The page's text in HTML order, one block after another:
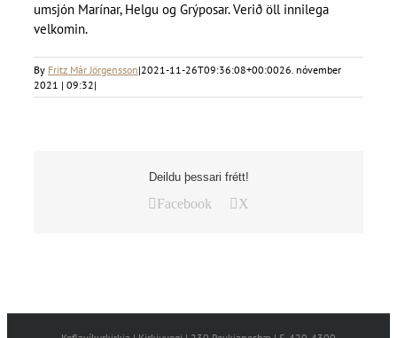
umsjón Marínar, Helgu og Grýposar. Verið öll innilega
velkomin.
By Fritz Már Jörgensson|2021-11-26T09:36:08+00:0026. nóvember
2021 | 09:32|
Deildu þessari frétt!
Facebook X